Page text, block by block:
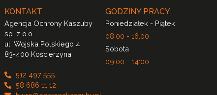
KONTAKT
Agencja Ochrony Kaszuby
sp. z o.o.
ul. Wojska Polskiego 4
83-400 Kościerzyna
512 497 555
58 686 11 12
GODZINY PRACY
Poniedziałek - Piątek
08:00 - 16:00
Sobota
09:00 - 14:00